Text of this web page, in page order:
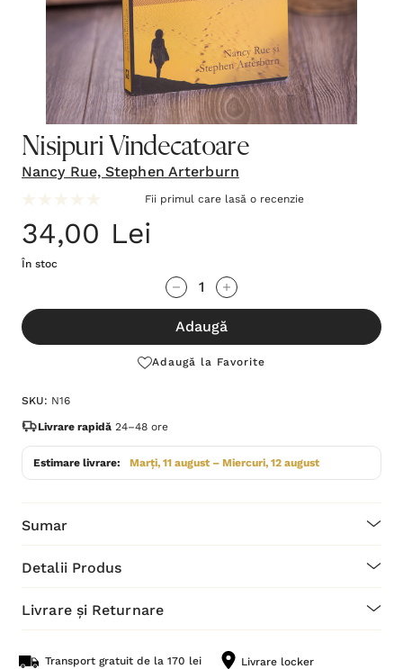
Nisipuri Vindecatoare
Nancy Rue, Stephen Arterburn
Fii primul care lasă o recenzie
34,00 Lei
În stoc
te!
Stocul
Adaugă
Adaugă la Favorite
SKU: N16
Livrare rapidă 24–48 ore
Estimare livrare: Marți, 11 august – Miercuri, 12 august
Sumar
Detalii Produs
Livrare și Returnare
Transport gratuit de la 170 lei Livrare locker